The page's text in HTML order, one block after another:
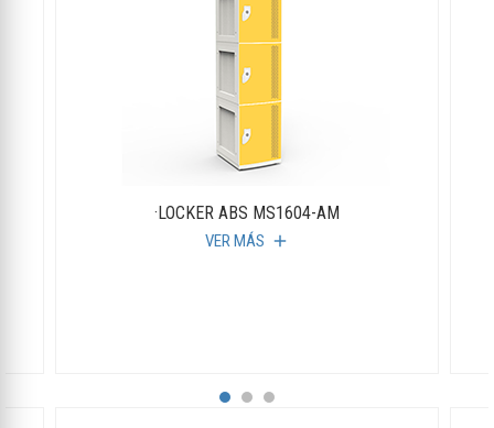
·LOCKER ABS MS1604-AM
VER MÁS add